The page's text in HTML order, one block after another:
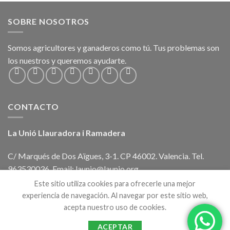
SOBRE NOSOTROS
Somos agricultores y ganaderos como tú. Tus problemas son
los nuestros y queremos ayudarte.
CONTACTO
La Unió Llauradora i Ramadera
C/ Marqués de Dos Aïgues, 3-1. CP 46002. Valencia. Tel.
963530036. Email: launio@launio.org
Este sitio utiliza cookies para ofrecerle una mejor
experiencia de navegación. Al navegar por este sitio web,
acepta nuestro uso de cookies.
ACEPTAR